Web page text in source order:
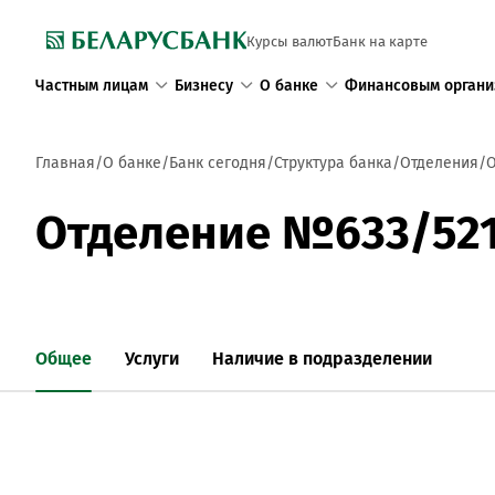
Курсы валютБанк на карте
Частным лицам Бизнесу О банке Финансовым
Главная О банке Банк сегодня Структура банка Отделения
Отделение №633/
Общее Услуги Наличие в подразделении